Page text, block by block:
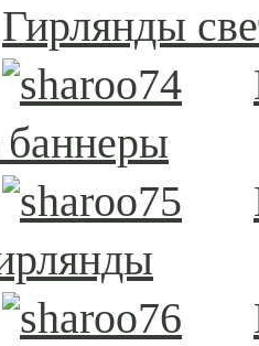
Гирлянды